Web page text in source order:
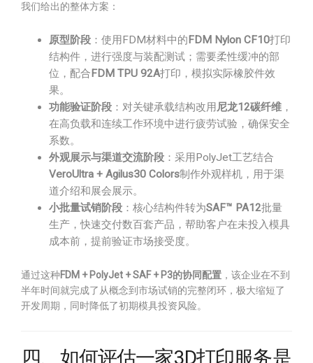
我们给出的整体方案：
原型阶段 ：使用FDM材料中的FDM Nylon CF10打印
结构件，进行强度与装配测试；需要柔性缓冲的部
位，配合FDM TPU 92A打印，模拟实际橡胶件效
果。
功能验证阶段 ：对关键承载结构改用尼龙12碳纤维 ，
在高负载和连续工作环境中进行疲劳试验，确保安全
系数。
外观展示与渠道交流阶段 ：采用PolyJet工艺结合
VeroUltra + Agilus30 Colors制作外观样机，用于渠
道介绍和展会展示。
小批量试销阶段 ：核心结构件转为SAF™ PA12批量
生产，快速交付数百套产品，帮助客户在未投入模具
成本前，提前验证市场接受度。
通过这种FDM + PolyJet + SAF + P3的协同配置 ，该企业在不到
半年时间就完成了从概念到市场试销的完整闭环，极大缩短了
开发周期，同时降低了初期模具投资风险。
四、如何评估一家3D打印服务是